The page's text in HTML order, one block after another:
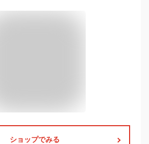
ショップでみる